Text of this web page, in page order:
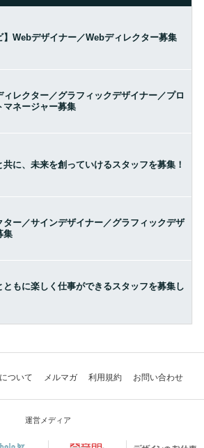
】Webデザイナー／Webディレクター募集
ィレクター／グラフィックデザイナー／プロ
マネージャー募集
共に、未来を創っていけるスタッフを募集！
ター／サインデザイナー／グラフィックデザ
集
ともに楽しく仕事ができるスタッフを募集し
ついて メルマガ 利用規約 お問い合わせ
運営メディア